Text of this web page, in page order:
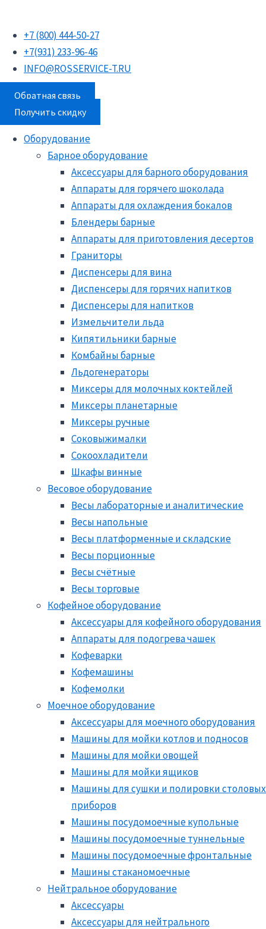
содержимому
+7 (800) 444-50-27
+7(931) 233-96-46
INFO@ROSSERVICE-T.RU
Обратная связь
Получить скидку
Оборудование
Барное оборудование
Аксессуары для барного оборудования
Аппараты для горячего шоколада
Аппараты для охлаждения бокалов
Блендеры барные
Аппараты для приготовления десертов
Граниторы
Диспенсеры для вина
Диспенсеры для горячих напитков
Диспенсеры для напитков
Измельчители льда
Кипятильники барные
Комбайны барные
Льдогенераторы
Миксеры для молочных коктейлей
Миксеры планетарные
Миксеры ручные
Соковыжималки
Сокоохладители
Шкафы винные
Весовое оборудование
Весы лабораторные и аналитические
Весы напольные
Весы платформенные и складские
Весы порционные
Весы счётные
Весы торговые
Кофейное оборудование
Аксессуары для кофейного оборудования
Аппараты для подогрева чашек
Кофеварки
Кофемашины
Кофемолки
Моечное оборудование
Аксессуары для моечного оборудования
Машины для мойки котлов и подносов
Машины для мойки овощей
Машины для мойки ящиков
Машины для сушки и полировки столовых
приборов
Машины посудомоечные купольные
Машины посудомоечные туннельные
Машины посудомоечные фронтальные
Машины стаканомоечные
Нейтральное оборудование
Аксессуары
Аксессуары для нейтрального